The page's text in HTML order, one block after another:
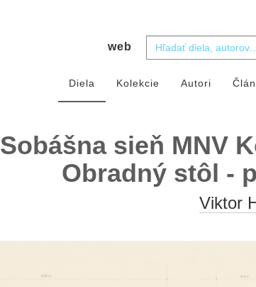
web
Diela Kolekcie Autori
Sobášna sieň MNV
Obradný stôl -
Viktor